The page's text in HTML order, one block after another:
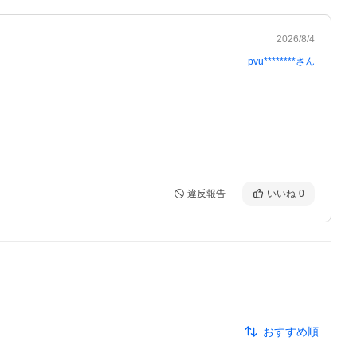
2026/8/4
pvu********さん
違反報告 いいね 0
おすすめ順